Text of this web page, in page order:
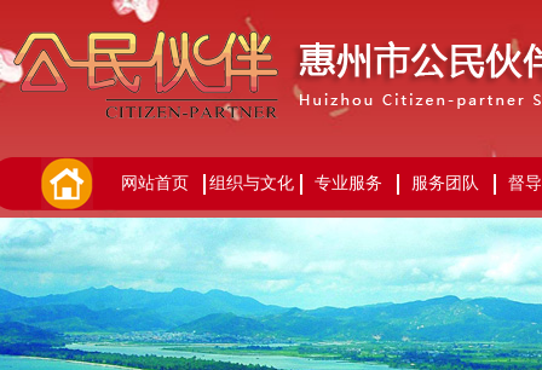
网站首页 组织与文化 专业服务 服务团队 督